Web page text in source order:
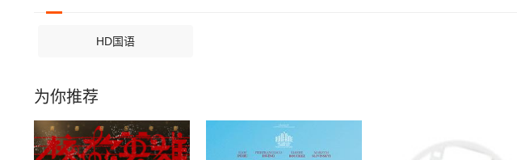
HD国语
为你推荐